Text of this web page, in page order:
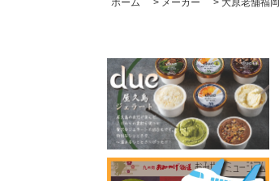
ホーム > メーカー > 大原老舗福岡